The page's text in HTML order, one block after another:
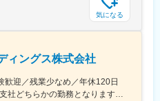
気になる
ィングス株式会社
歓迎／残業少なめ／年休120日
【転勤なし／大阪本社か東京支社どちらかの勤務となります】★大阪本社大阪府大阪市福島区野田2-14-10★東京支社東京都千代田区丸の内1-1-3 日本生命丸の内ガーデンタワーB1※受動喫煙対策：敷地内禁煙